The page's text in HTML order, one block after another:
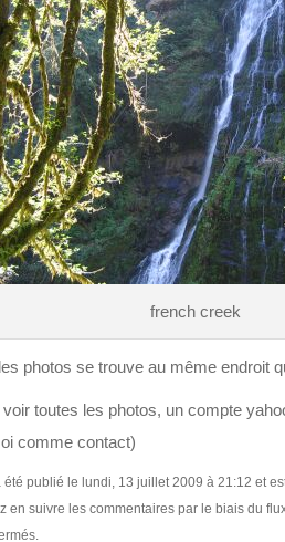
french creek
photos se trouve au même endroit
toutes les photos, un compte
comme contact)
été publié le lundi, 13 juillet 2009 à 21:12 et
en suivre les commentaires par le biais du